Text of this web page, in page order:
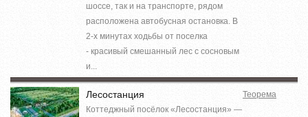
шоссе, так и на транспорте, рядом
расположена автобусная остановка. В
2-х минутах ходьбы от поселка
- красивый смешанный лес с сосновым
и...
Лесостанция
Коттеджный посёлок «Лесостанция» —
Теорема